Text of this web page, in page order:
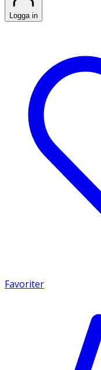
Logga in
Favoriter